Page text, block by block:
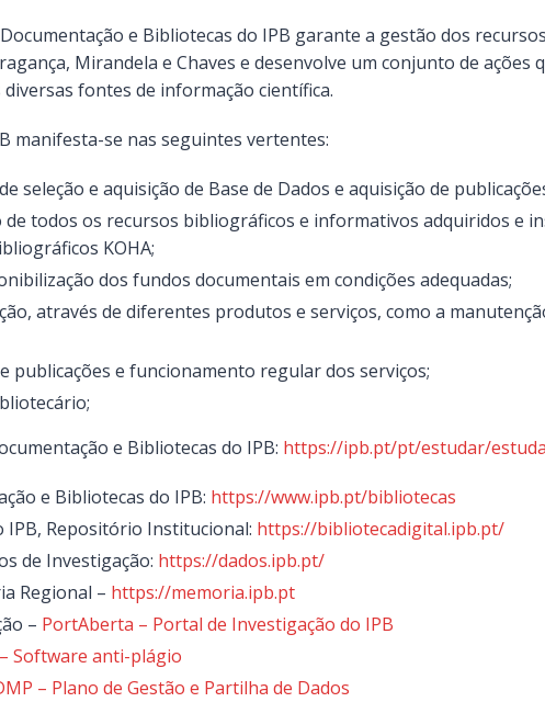
e Bibliotecas do IPB garante a gestão dos
Mirandela e Chaves e desenvolve um conjunto de ações
fontes de informação científica.
manifesta-se nas seguintes vertentes:
seleção e aquisição de Base de Dados e aquisição de
todos os recursos bibliográficos e informativos adquiridos e
KOHA;
dos fundos documentais em condições adequadas;
através de diferentes produtos e serviços, como a
publicações e funcionamento regular dos serviços;
e Bibliotecas do IPB: https://ipb.pt/pt/estudar/
e Bibliotecas do IPB: https://www.ipb.pt/bibliotecas
IPB, Repositório Institucional: https://bibliotecadigital.ipb.pt/
de Investigação: https://dados.ipb.pt/
Regional – https://memoria.ipb.pt
– PortAberta – Portal de Investigação do IPB
Software anti-plágio
– Plano de Gestão e Partilha de Dados